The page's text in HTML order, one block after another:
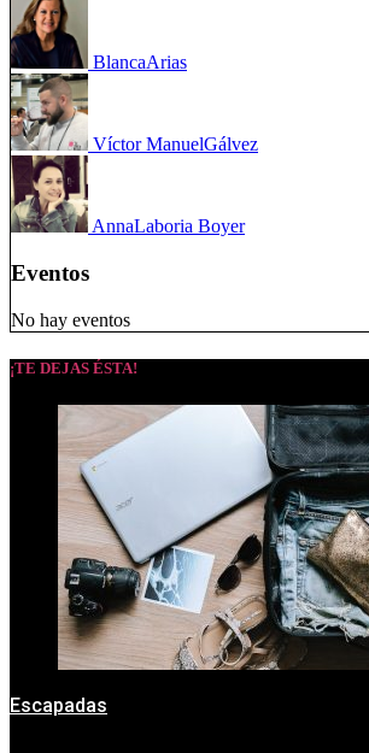
BlancaArias
Víctor ManuelGálvez
AnnaLaboria Boyer
Eventos
No hay eventos
¡TE DEJAS ÉSTA!
Escapadas